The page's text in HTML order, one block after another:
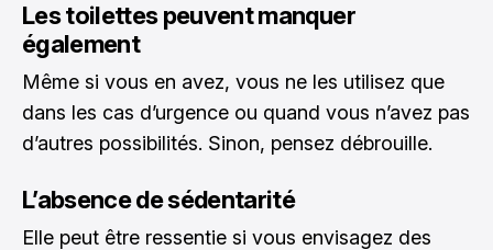
Les toilettes peuvent manquer
également
Même si vous en avez, vous ne les utilisez que
dans les cas d’urgence ou quand vous n’avez pas
d’autres possibilités. Sinon, pensez débrouille.
L’absence de sédentarité
Elle peut être ressentie si vous envisagez des